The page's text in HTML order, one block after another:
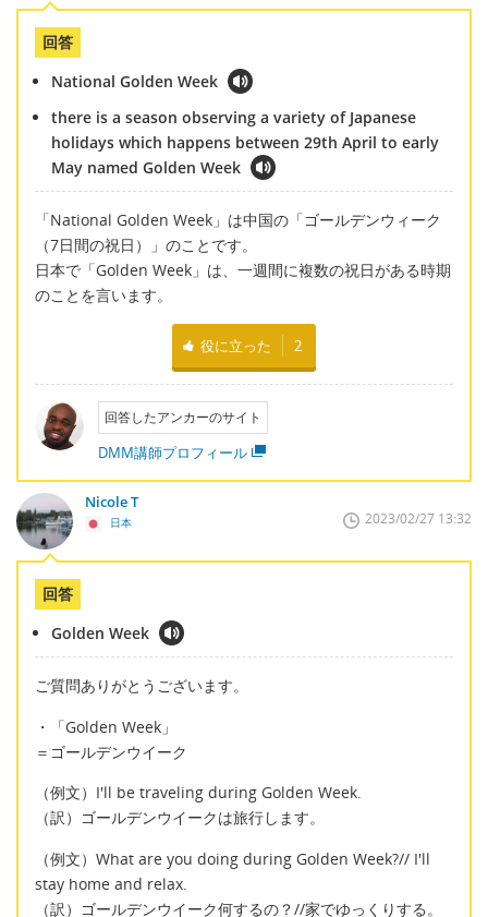
回答
National Golden Week
there is a season observing a variety of Japanese
holidays which happens between 29th April to early
May named Golden Week
「National Golden Week」は中国の「ゴールデンウィーク
（7日間の祝日）」のことです。
日本で「Golden Week」は、一週間に複数の祝日がある時期
のことを言います。
役に立った 2
回答したアンカーのサイト
DMM講師プロフィール
Nicole T
日本 2023/02/27 13:32
回答
Golden Week
ご質問ありがとうございます。
・「Golden Week」
＝ゴールデンウイーク
（例文）I'll be traveling during Golden Week.
（訳）ゴールデンウイークは旅行します。
（例文）What are you doing during Golden Week?// I'll
stay home and relax.
（訳）ゴールデンウイーク何するの？//家でゆっくりする。